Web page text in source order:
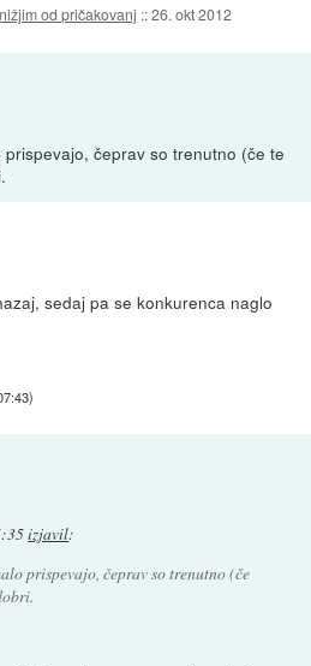
od pričakovanj ::26. okt 2012
čeprav so trenutno (če te
sedaj pa se konkurenca naglo
)
izjavil:
prispevajo, čeprav so trenutno (če